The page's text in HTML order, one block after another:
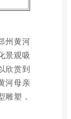
州黄河
景观吸
欣赏到
河母亲
雕塑，